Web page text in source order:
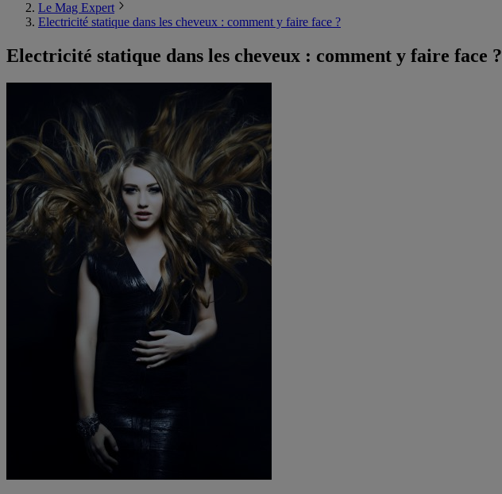
Le Mag Expert
Electricité statique dans les cheveux : comment y faire face ?
Electricité statique dans les cheveux : comment y faire face ?